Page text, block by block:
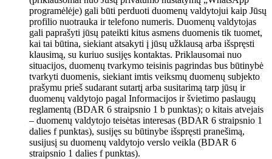
programėlėje) gali būti perduoti duomenų valdytojui kaip Jūsų
profilio nuotrauka ir telefono numeris. Duomenų valdytojas
gali paprašyti jūsų pateikti kitus asmens duomenis tik tuomet,
kai tai būtina, siekiant atsakyti į jūsų užklausą arba išspręsti
klausimą, su kuriuo susijęs kontaktas. Priklausomai nuo
situacijos, duomenų tvarkymo teisinis pagrindas bus būtinybė
tvarkyti duomenis, siekiant imtis veiksmų duomenų subjekto
prašymu prieš sudarant sutartį arba susitarimą tarp jūsų ir
duomenų valdytojo pagal Informacijos ir švietimo paslaugų
reglamentą (BDAR 6 straipsnio 1 b punktas); o kitais atvejais
– duomenų valdytojo teisėtas interesas (BDAR 6 straipsnio 1
dalies f punktas), susijęs su būtinybe išspręsti pranešimą,
susijusį su duomenų valdytojo verslo veikla (BDAR 6
straipsnio 1 dalies f punktas).